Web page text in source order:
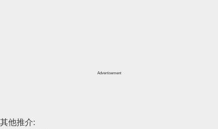
Advertisement
其他推介: